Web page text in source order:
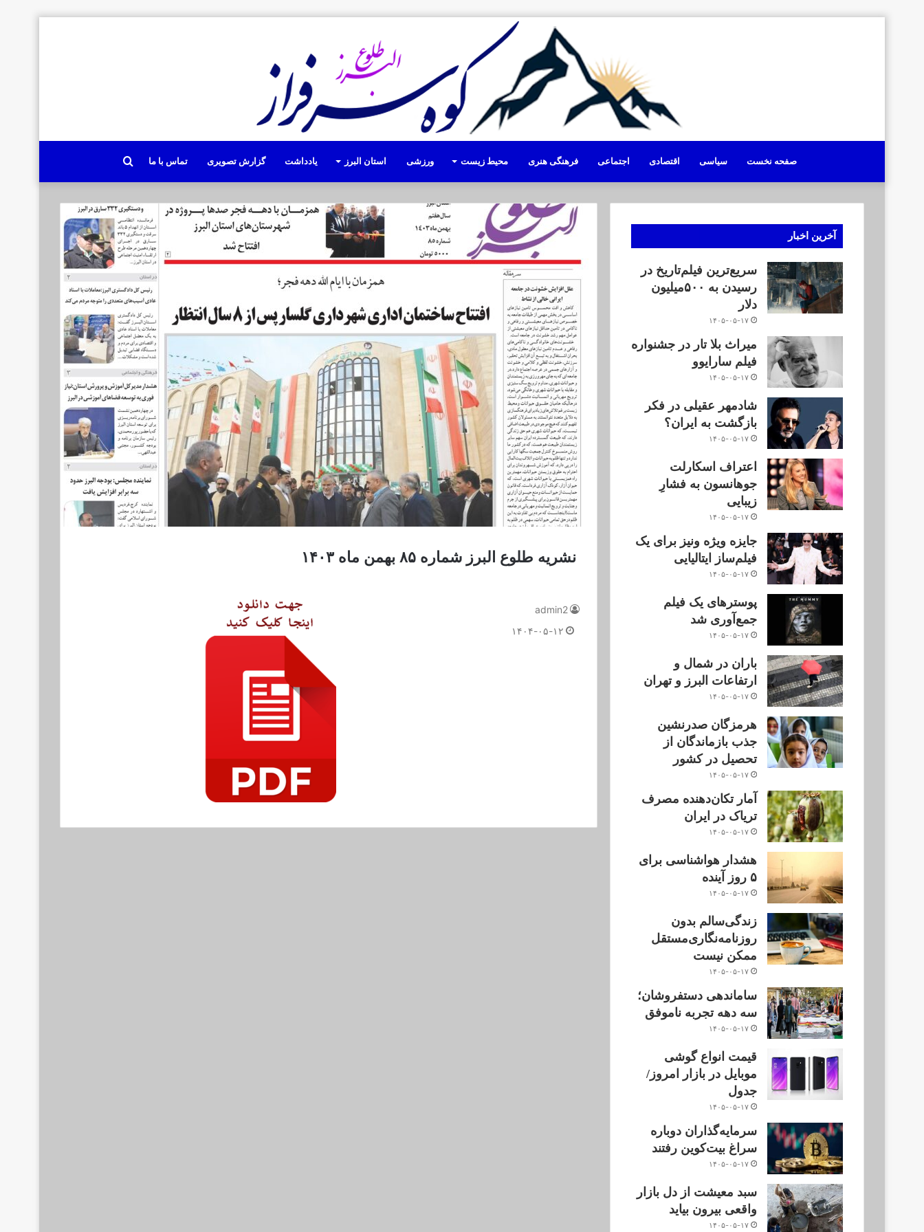
صفحه نخست سیاسی اقتصادی اجتماعی فرهنگی هنری محیط زیست ورزشی استان البرز یادداشت گزارش تصویری تماس با ما جستجو
برای
نشریه طلوع البرز شماره ۸۵ بهمن ماه ۱۴۰۳
admin2
۱۴۰۴-۰۵-۱۲
آخرین اخبار
سریع‌ترین فیلم‌تاریخ در
رسیدن به ۵۰۰میلیون
دلار
۱۴۰۵-۰۵-۱۷
میراث بلا تار در جشنواره
فیلم سارایوو
۱۴۰۵-۰۵-۱۷
شادمهر عقیلی در فکر
بازگشت به ایران؟
۱۴۰۵-۰۵-۱۷
اعتراف اسکارلت
جوهانسون به فشارِ
زیبایی
۱۴۰۵-۰۵-۱۷
جایزه ویژه ونیز برای یک
فیلم‌ساز ایتالیایی
۱۴۰۵-۰۵-۱۷
پوسترهای یک فیلم
جمع‌آوری شد
۱۴۰۵-۰۵-۱۷
باران در شمال و
ارتفاعات البرز و تهران
۱۴۰۵-۰۵-۱۷
هرمزگان صدرنشین
جذب بازماندگان از
تحصیل در کشور
۱۴۰۵-۰۵-۱۷
آمار تکان‌دهنده مصرف
تریاک در ایران
۱۴۰۵-۰۵-۱۷
هشدار هواشناسی برای
۵ روز آینده
۱۴۰۵-۰۵-۱۷
زندگی‌سالم بدون
روزنامه‌نگاری‌مستقل
ممکن نیست
۱۴۰۵-۰۵-۱۷
ساماندهی دستفروشان؛
سه دهه تجربه ناموفق
۱۴۰۵-۰۵-۱۷
قیمت انواع گوشی
موبایل در بازار امروز/
جدول
۱۴۰۵-۰۵-۱۷
سرمایه‌گذاران دوباره
سراغ بیت‌کوین رفتند
۱۴۰۵-۰۵-۱۷
سبد معیشت از دل بازار
واقعی بیرون بیاید
۱۴۰۵-۰۵-۱۷